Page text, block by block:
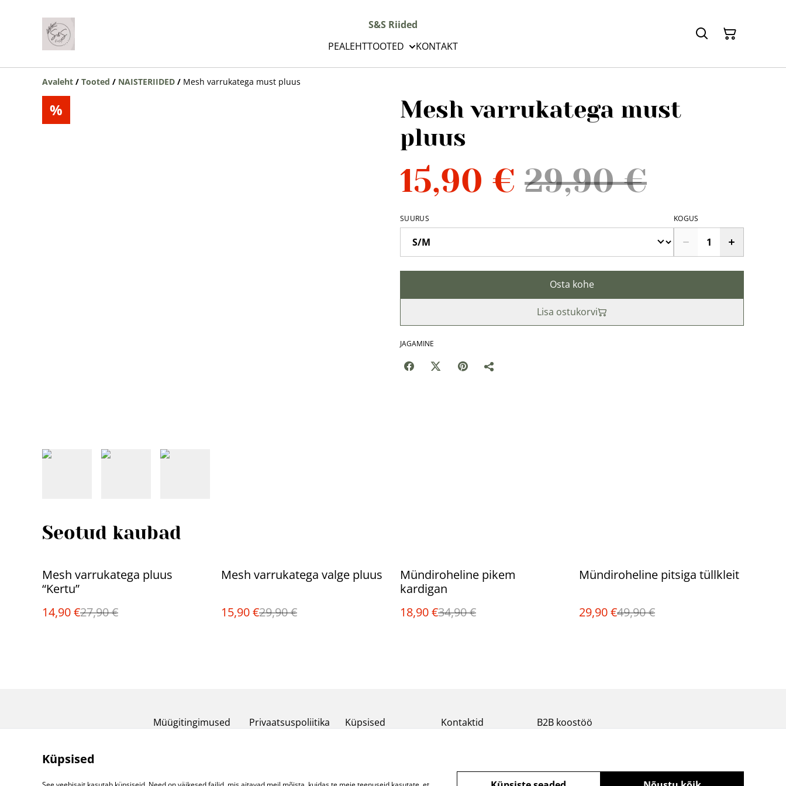
S&S Riided
PEALEHTTOOTED KONTAKT
Avaleht / Tooted / NAISTERIIDED / Mesh varrukatega must pluus
%
Mesh varrukatega must
pluus
15,90 € 29,90 €
SUURUS KOGUS
Osta kohe
Lisa ostukorvi
JAGAMINE
Seotud kaubad
%
Mesh varrukatega pluus
“Kertu”
14,90 €27,90 €
%
Mesh varrukatega valge pluus
15,90 €29,90 €
%
Mündiroheline pikem
kardigan
18,90 €34,90 €
%
Mündiroheline pitsiga tüllkleit
29,90 €49,90 €
Müügitingimused Privaatsuspoliitika Küpsised Kontaktid B2B koostöö
Küpsised